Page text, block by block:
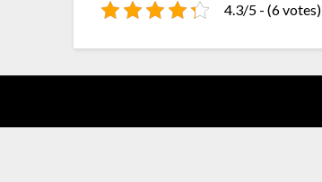
4.3/5 - (6 votes)